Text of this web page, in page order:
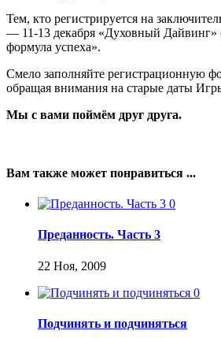
Тем, кто регистрируется на
— 11-13 декабря «Духовный Дайвинг»
формула успеха».
Смело заполняйте регистрационную
обращая внимания на старые даты
Мы с вами поймём друг друга.
Вам также может понравиться ...
0
Преданность. Часть 3
22 Ноя, 2009
0
Подчинять и подчиняться